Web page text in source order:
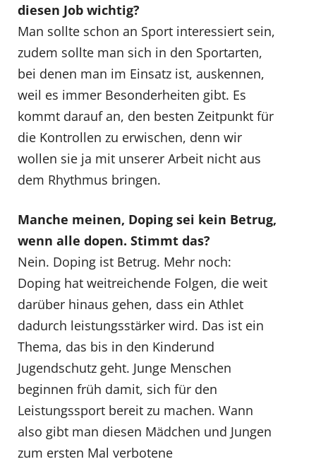
diesen Job wichtig?
Man sollte schon an Sport interessiert sein,
zudem sollte man sich in den Sportarten,
bei denen man im Einsatz ist, auskennen,
weil es immer Besonderheiten gibt. Es
kommt darauf an, den besten Zeitpunkt für
die Kontrollen zu erwischen, denn wir
wollen sie ja mit unserer Arbeit nicht aus
dem Rhythmus bringen.
Manche meinen, Doping sei kein Betrug,
wenn alle dopen. Stimmt das?
Nein. Doping ist Betrug. Mehr noch:
Doping hat weitreichende Folgen, die weit
darüber hinaus gehen, dass ein Athlet
dadurch leistungsstärker wird. Das ist ein
Thema, das bis in den Kinderund
Jugendschutz geht. Junge Menschen
beginnen früh damit, sich für den
Leistungssport bereit zu machen. Wann
also gibt man diesen Mädchen und Jungen
zum ersten Mal verbotene